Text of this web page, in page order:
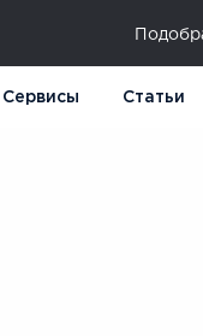
Сервисы Статьи